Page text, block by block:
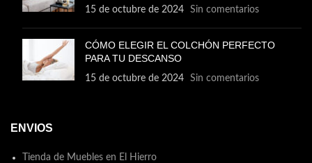
15 de octubre de 2024 Sin comentarios
CÓMO ELEGIR EL COLCHÓN PERFECTO
PARA TU DESCANSO
15 de octubre de 2024 Sin comentarios
ENVIOS
Tienda de Muebles en El Hierro